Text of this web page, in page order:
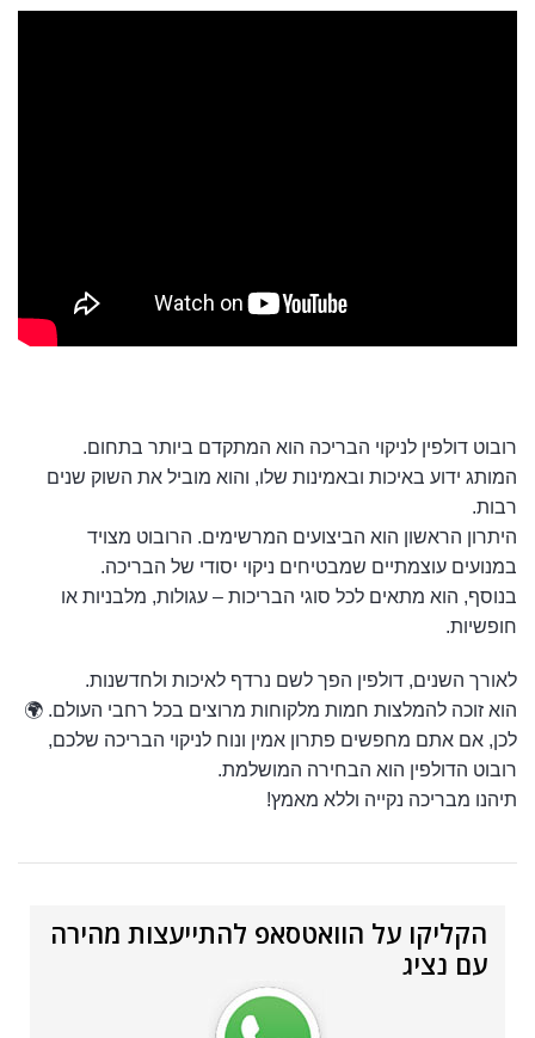
רובוט דולפין לניקוי הבריכה הוא המתקדם ביותר בתחום.
המותג ידוע באיכות ובאמינות שלו, והוא מוביל את השוק שנים
רבות.
היתרון הראשון הוא הביצועים המרשימים. הרובוט מצויד
במנועים עוצמתיים שמבטיחים ניקוי יסודי של הבריכה.
בנוסף, הוא מתאים לכל סוגי הבריכות – עגולות, מלבניות או
חופשיות.
לאורך השנים, דולפין הפך לשם נרדף לאיכות ולחדשנות.
הוא זוכה להמלצות חמות מלקוחות מרוצים בכל רחבי העולם. 🌍
לכן, אם אתם מחפשים פתרון אמין ונוח לניקוי הבריכה שלכם,
רובוט הדולפין הוא הבחירה המושלמת.
תיהנו מבריכה נקייה וללא מאמץ!
הקליקו על הוואטסאפ להתייעצות מהירה
עם נציג